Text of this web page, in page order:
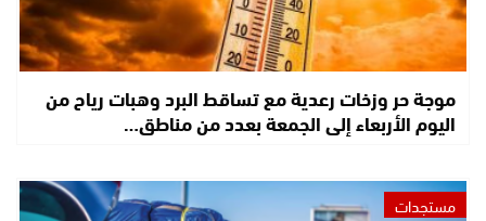
موجة حر وزخات رعدية مع تساقط البرد وهبات رياح من
اليوم الأربعاء إلى الجمعة بعدد من مناطق…
مستجدات